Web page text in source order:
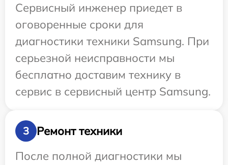
Сервисный инженер приедет в
оговоренные сроки для
диагностики техники Samsung. При
серьезной неисправности мы
бесплатно доставим технику в
сервис в сервисный центр Samsung.
3
Ремонт техники
После полной диагностики мы